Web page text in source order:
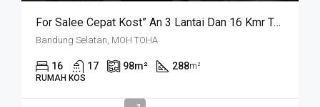
For Salee Cepat Kost” An 3 Lantai Dan 16 Kmr Tdr+kmr Mandi Dalamdi Jalan Moch Toha
Bandung Selatan, MOH TOHA
16 17 98m² 288m²
RUMAH KOS